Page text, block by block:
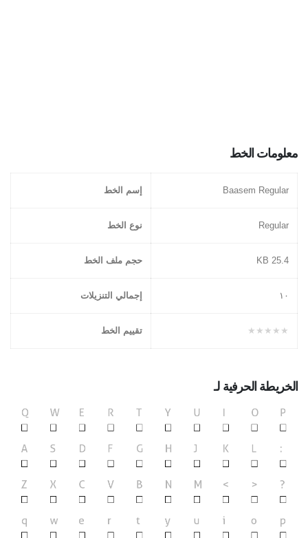
معلومات الخط
Baasem Regular إسم الخط
Regular نوع الخط
25.4 KB حجم ملف الخط
١۰ إجمالي التنزيلات
★★★★★ تقييم الخط
الخريطة الحرفية لـ